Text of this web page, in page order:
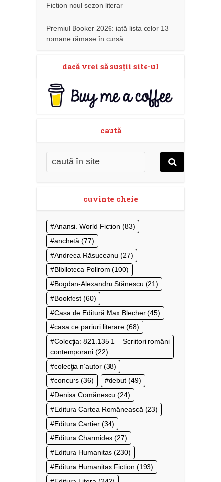
Fiction noul sezon literar
Premiul Booker 2026: iată lista celor 13
romane rămase în cursă
dacă vrei să susţii site-ul
caută
cuvinte cheie
Anansi. World Fiction (83)
anchetă (77)
Andreea Răsuceanu (27)
Biblioteca Polirom (100)
Bogdan-Alexandru Stănescu (21)
Bookfest (60)
Casa de Editură Max Blecher (45)
casa de pariuri literare (68)
Colecţia: 821.135.1 – Scriitori români
contemporani (22)
colecţia n’autor (38)
concurs (36) debut (49)
Denisa Comănescu (24)
Editura Cartea Românească (23)
Editura Cartier (34)
Editura Charmides (27)
Editura Humanitas (230)
Editura Humanitas Fiction (193)